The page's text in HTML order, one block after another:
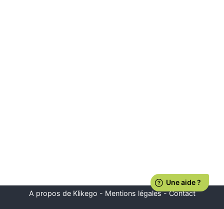
A propos de Klikego - Mentions légales-Contact